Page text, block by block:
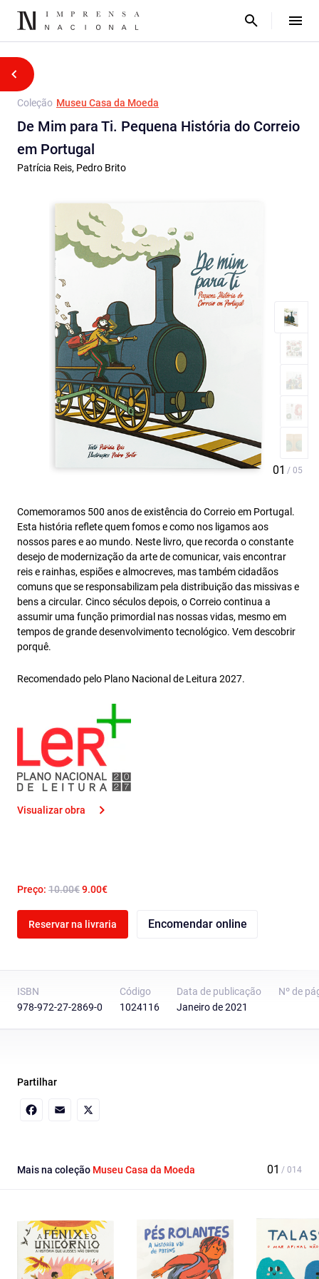
Coleção Museu Casa da Moeda
De Mim para Ti. Pequena História do Correio
em Portugal
Patrícia Reis, Pedro Brito
Comemoramos 500 anos de existência do Correio em Portugal.
Esta história reflete quem fomos e como nos ligamos aos
nossos pares e ao mundo. Neste livro, que recorda o constante
desejo de modernização da arte de comunicar, vais encontrar
reis e rainhas, espiões e almocreves, mas também cidadãos
comuns que se responsabilizam pela distribuição das missivas e
bens a circular. Cinco séculos depois, o Correio continua a
assumir uma função primordial nas nossas vidas, mesmo em
tempos de grande desenvolvimento tecnológico. Vem descobrir
porquê.
Recomendado pelo Plano Nacional de Leitura 2027.
Visualizar obra
Preço: 10.00€9.00€
Reservar na livraria Encomendar online
ISBN
978-972-27-2869-0
Código
1024116
Data de publicação
Janeiro de 2021
Nº de
Partilhar
Mais na coleção Museu Casa da Moeda